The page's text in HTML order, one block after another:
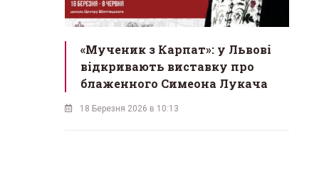
«Мученик з Карпат»: у Львові
відкривають виставку про
блаженного Симеона Лукача
18 Березня 2026 в 10:13